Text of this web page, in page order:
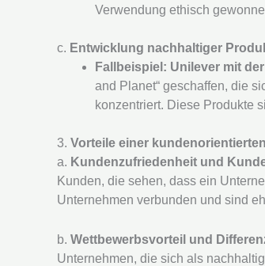
Verwendung ethisch
c. Entwicklung nachhaltiger
Fallbeispiel: Unilever mit
and Planet“ geschaffen, die
konzentriert. Diese Produkte
3. Vorteile einer
a. Kundenzufriedenheit und
Kunden, die sehen, dass ein
Unternehmen verbunden und sind
b. Wettbewerbsvorteil und
Unternehmen, die sich als